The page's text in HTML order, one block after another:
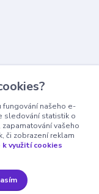
fungování našeho e-
sledování statistik o
vašeho
či zobrazení reklam
k využití cookies